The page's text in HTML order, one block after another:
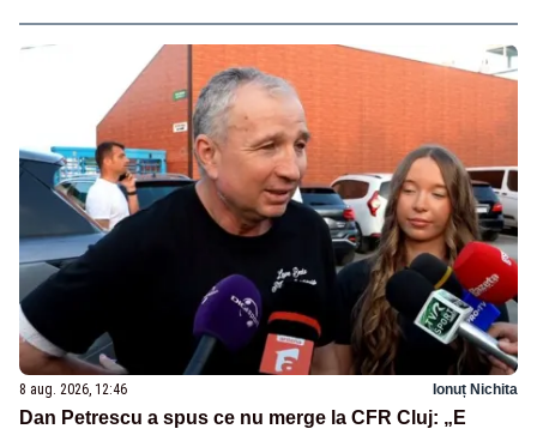
8 aug. 2026, 12:46 Ionuț Nichita
Dan Petrescu a spus ce nu merge la CFR Cluj: „E